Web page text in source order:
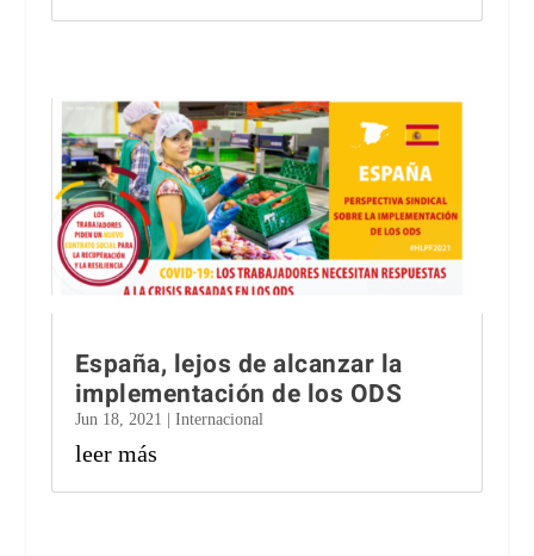
España, lejos de alcanzar la
implementación de los ODS
Jun 18, 2021 Internacional
leer más